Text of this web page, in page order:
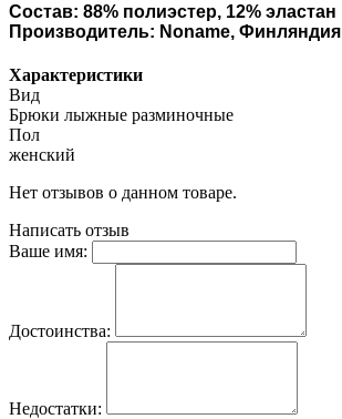
Состав: 88% полиэстер, 12% эластан
Производитель: Noname, Финляндия
Характеристики
Вид
Брюки лыжные разминочные
Пол
женский
Нет отзывов о данном товаре.
Написать отзыв
Ваше имя:
Достоинства:
Недостатки: